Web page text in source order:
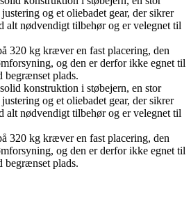
og et oliebadet gear, der sikrer
alt nødvendigt tilbehør og er velegnet til
320 kg kræver en fast placering, den
og den er derfor ikke egnet til
begrænset plads.
konstruktion i støbejern, en stor
og et oliebadet gear, der sikrer
alt nødvendigt tilbehør og er velegnet til
320 kg kræver en fast placering, den
og den er derfor ikke egnet til
begrænset plads.